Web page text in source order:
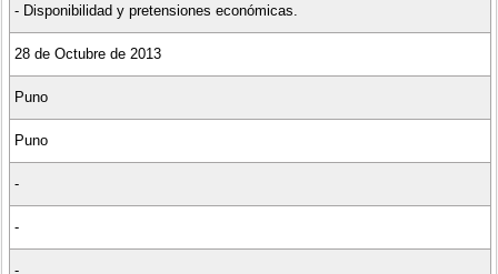
- Disponibilidad y pretensiones económicas.
28 de Octubre de 2013
Puno
Puno
-
-
-